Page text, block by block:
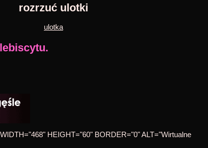
rozrzuć ulotki
ulotka
HEIGHT="60" BORDER="0" ALT="Wirtualne